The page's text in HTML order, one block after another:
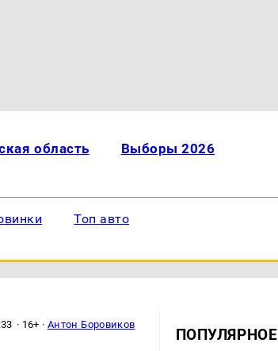
область Выборы 2026
Топ авто
· 16+ · Антон Боровиков
ПОПУЛЯРНОЕ